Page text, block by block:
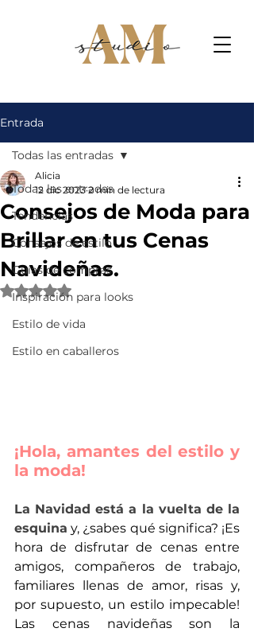
Entrada
Todas las entradas
Tendencias
Consejos de estilo
Guías de compras
Inspiración para looks
Estilo de vida
Estilo en caballeros
Todas las entradas
Consejos de Moda para
Brillar en tus Cenas
Navideñas.
Alicia
12 dic 2023 2 min de lectura
Obtuvo NaN de 5 estrellas.
¡Hola, amantes del estilo y
la moda!
La Navidad está a la vuelta de la
esquina y, ¿sabes qué significa? ¡Es
hora de disfrutar de cenas entre
amigos, compañeros de trabajo,
familiares llenas de amor, risas y,
por supuesto, un estilo impecable!
Las cenas navideñas son la